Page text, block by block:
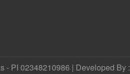
- PI 02348210986 | Developed By :